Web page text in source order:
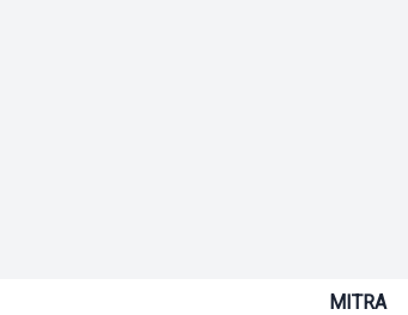
MITRA